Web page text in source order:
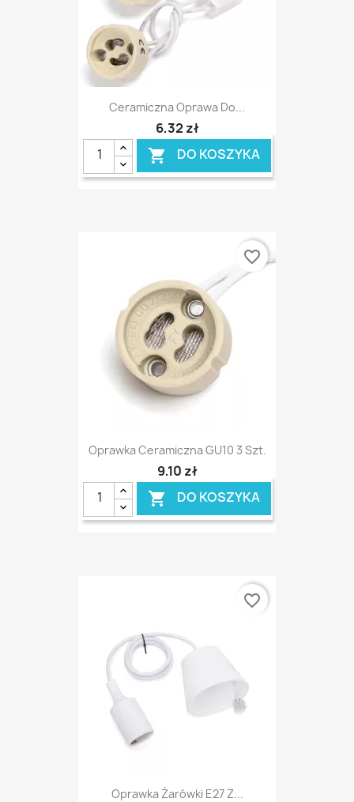
Ceramiczna Oprawa Do...
6,32 zł
 DO KOSZYKA
Oprawka Ceramiczna GU10 3 Szt.
9,10 zł
 DO KOSZYKA
favorite_border
Oprawka Żarówki E27 Z...
favorite_border